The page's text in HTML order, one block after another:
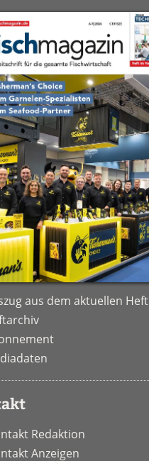
aus dem aktuellen Heft
Redaktion
Anzeigen